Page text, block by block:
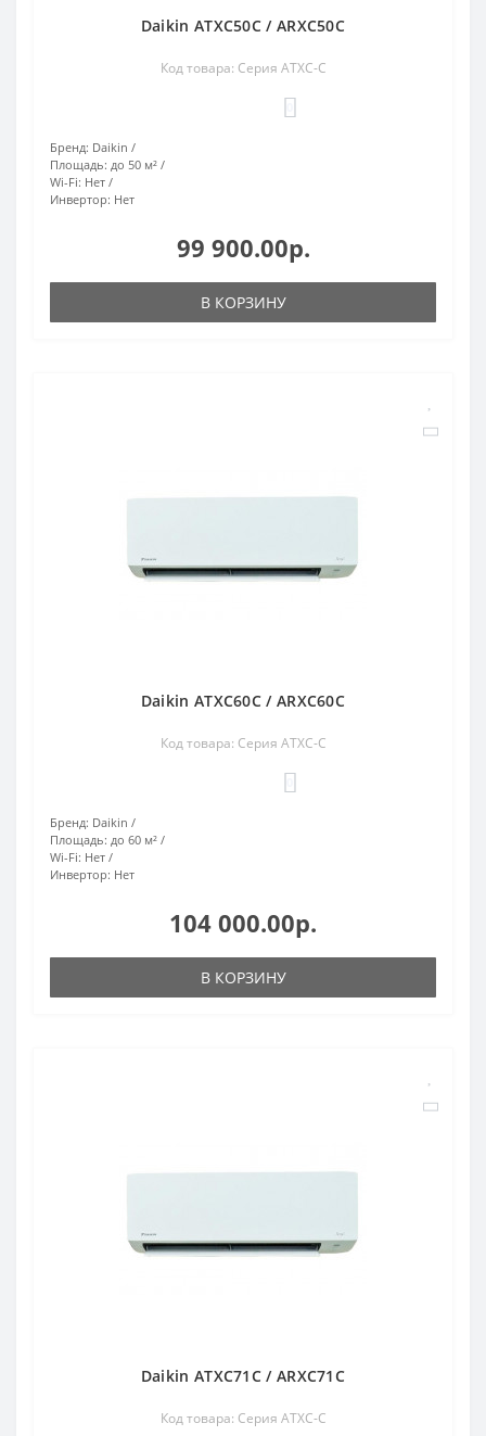
Daikin ATXC50C / ARXC50C
Код товара: Серия ATXC-C
Бренд: Daikin
Площадь: до 50 м²
Wi-Fi: Нет
Инвертор: Нет
99 900.00р.
В КОРЗИНУ
Daikin ATXC60C / ARXC60C
Код товара: Серия ATXC-C
Бренд: Daikin
Площадь: до 60 м²
Wi-Fi: Нет
Инвертор: Нет
104 000.00р.
В КОРЗИНУ
Daikin ATXC71C / ARXC71C
Код товара: Серия ATXC-C